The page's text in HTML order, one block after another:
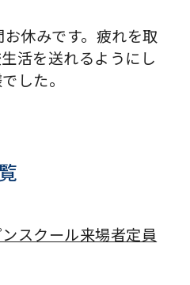
休みです。疲れを取
活を送れるようにし
した。
スクール来場者定員